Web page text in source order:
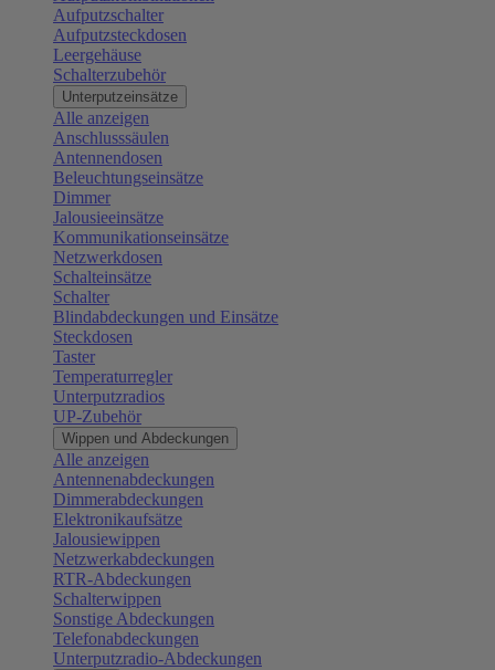
Aufputzschalter
Aufputzsteckdosen
Leergehäuse
Schalterzubehör
Unterputzeinsätze
Alle anzeigen
Anschlusssäulen
Antennendosen
Beleuchtungseinsätze
Dimmer
Jalousieeinsätze
Kommunikationseinsätze
Netzwerkdosen
Schalteinsätze
Schalter
Blindabdeckungen und Einsätze
Steckdosen
Taster
Temperaturregler
Unterputzradios
UP-Zubehör
Wippen und Abdeckungen
Alle anzeigen
Antennenabdeckungen
Dimmerabdeckungen
Elektronikaufsätze
Jalousiewippen
Netzwerkabdeckungen
RTR-Abdeckungen
Schalterwippen
Sonstige Abdeckungen
Telefonabdeckungen
Unterputzradio-Abdeckungen